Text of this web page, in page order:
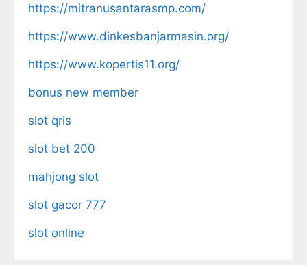
https://mitranusantarasmp.com/
https://www.dinkesbanjarmasin.org/
https://www.kopertis11.org/
bonus new member
slot qris
slot bet 200
mahjong slot
slot gacor 777
slot online